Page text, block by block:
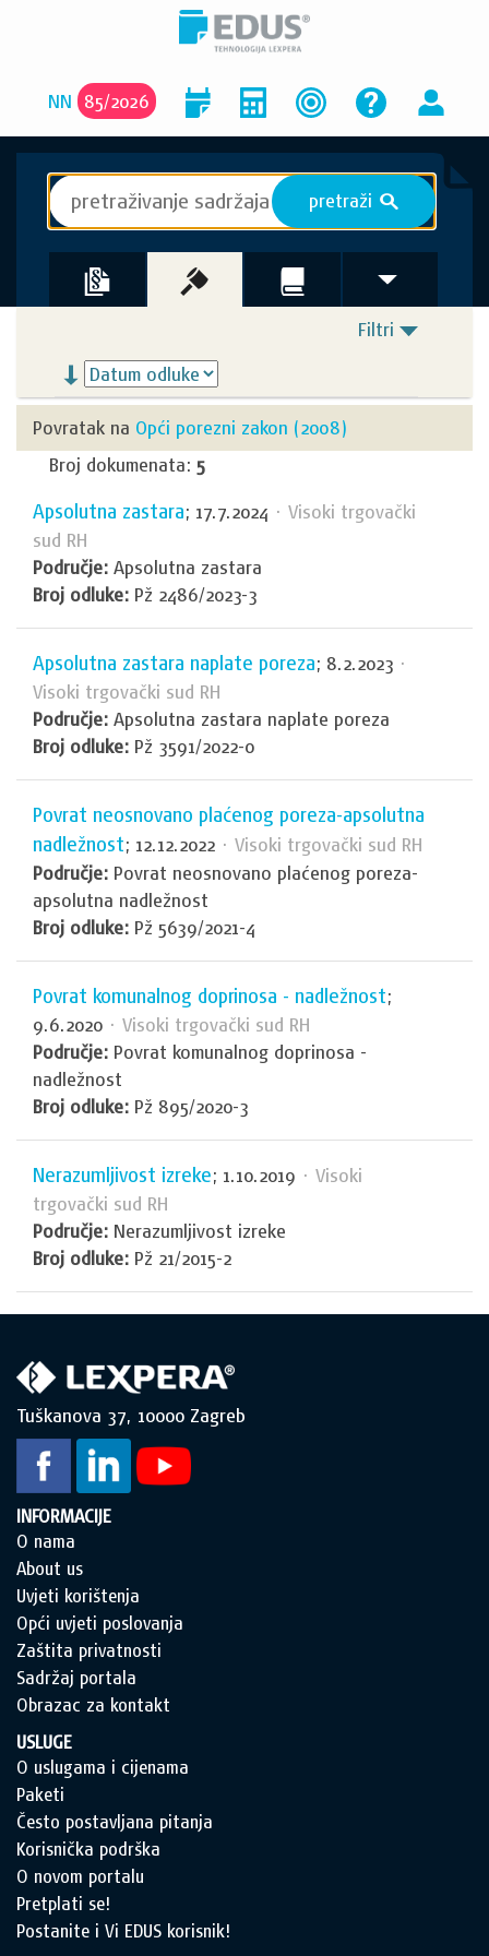
NN 85/2026
pretraži S
Filtri
Povratak na Opći porezni zakon (2008)
Broj dokumenata: 5
Apsolutna zastara; 17.7.2024 · Visoki trgovački
sud RH
Područje: Apsolutna zastara
Broj odluke: Pž 2486/2023-3
Apsolutna zastara naplate poreza; 8.2.2023 ·
Visoki trgovački sud RH
Područje: Apsolutna zastara naplate poreza
Broj odluke: Pž 3591/2022-0
Povrat neosnovano plaćenog poreza-apsolutna
nadležnost; 12.12.2022 · Visoki trgovački sud RH
Područje: Povrat neosnovano plaćenog poreza-
apsolutna nadležnost
Broj odluke: Pž 5639/2021-4
Povrat komunalnog doprinosa - nadležnost;
9.6.2020 · Visoki trgovački sud RH
Područje: Povrat komunalnog doprinosa -
nadležnost
Broj odluke: Pž 895/2020-3
Nerazumljivost izreke; 1.10.2019 · Visoki
trgovački sud RH
Područje: Nerazumljivost izreke
Broj odluke: Pž 21/2015-2
Tuškanova 37, 10000 Zagreb
INFORMACIJE
O nama
About us
Uvjeti korištenja
Opći uvjeti poslovanja
Zaštita privatnosti
Sadržaj portala
Obrazac za kontakt
USLUGE
O uslugama i cijenama
Paketi
Često postavljana pitanja
Korisnička podrška
O novom portalu
Pretplati se!
Postanite i Vi EDUS korisnik!